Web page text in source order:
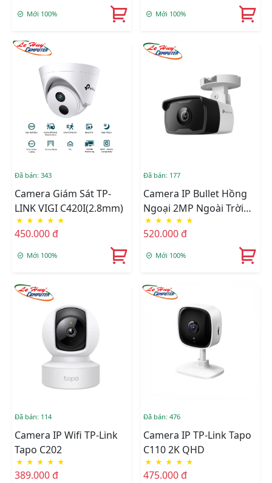
Mới 100% Mới 100%
Đã bán: 343
Camera Giám Sát TP-
LINK VIGI C420I(2.8mm)
★ ★ ★ ★ ★
450.000 đ
Mới 100%
Đã bán: 177
Camera IP Bullet Hồng
Ngoại 2MP Ngoài Trời
TP-Link VIGI C320I
★ ★ ★ ★ ★
520.000 đ
Mới 100%
Đã bán: 114
Camera IP Wifi TP-Link
Tapo C202
★ ★ ★ ★ ★
389.000 đ
Đã bán: 476
Camera IP TP-Link Tapo
C110 2K QHD
★ ★ ★ ★ ★
475.000 đ